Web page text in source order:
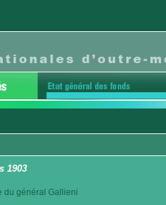
1903
du général Gallieni